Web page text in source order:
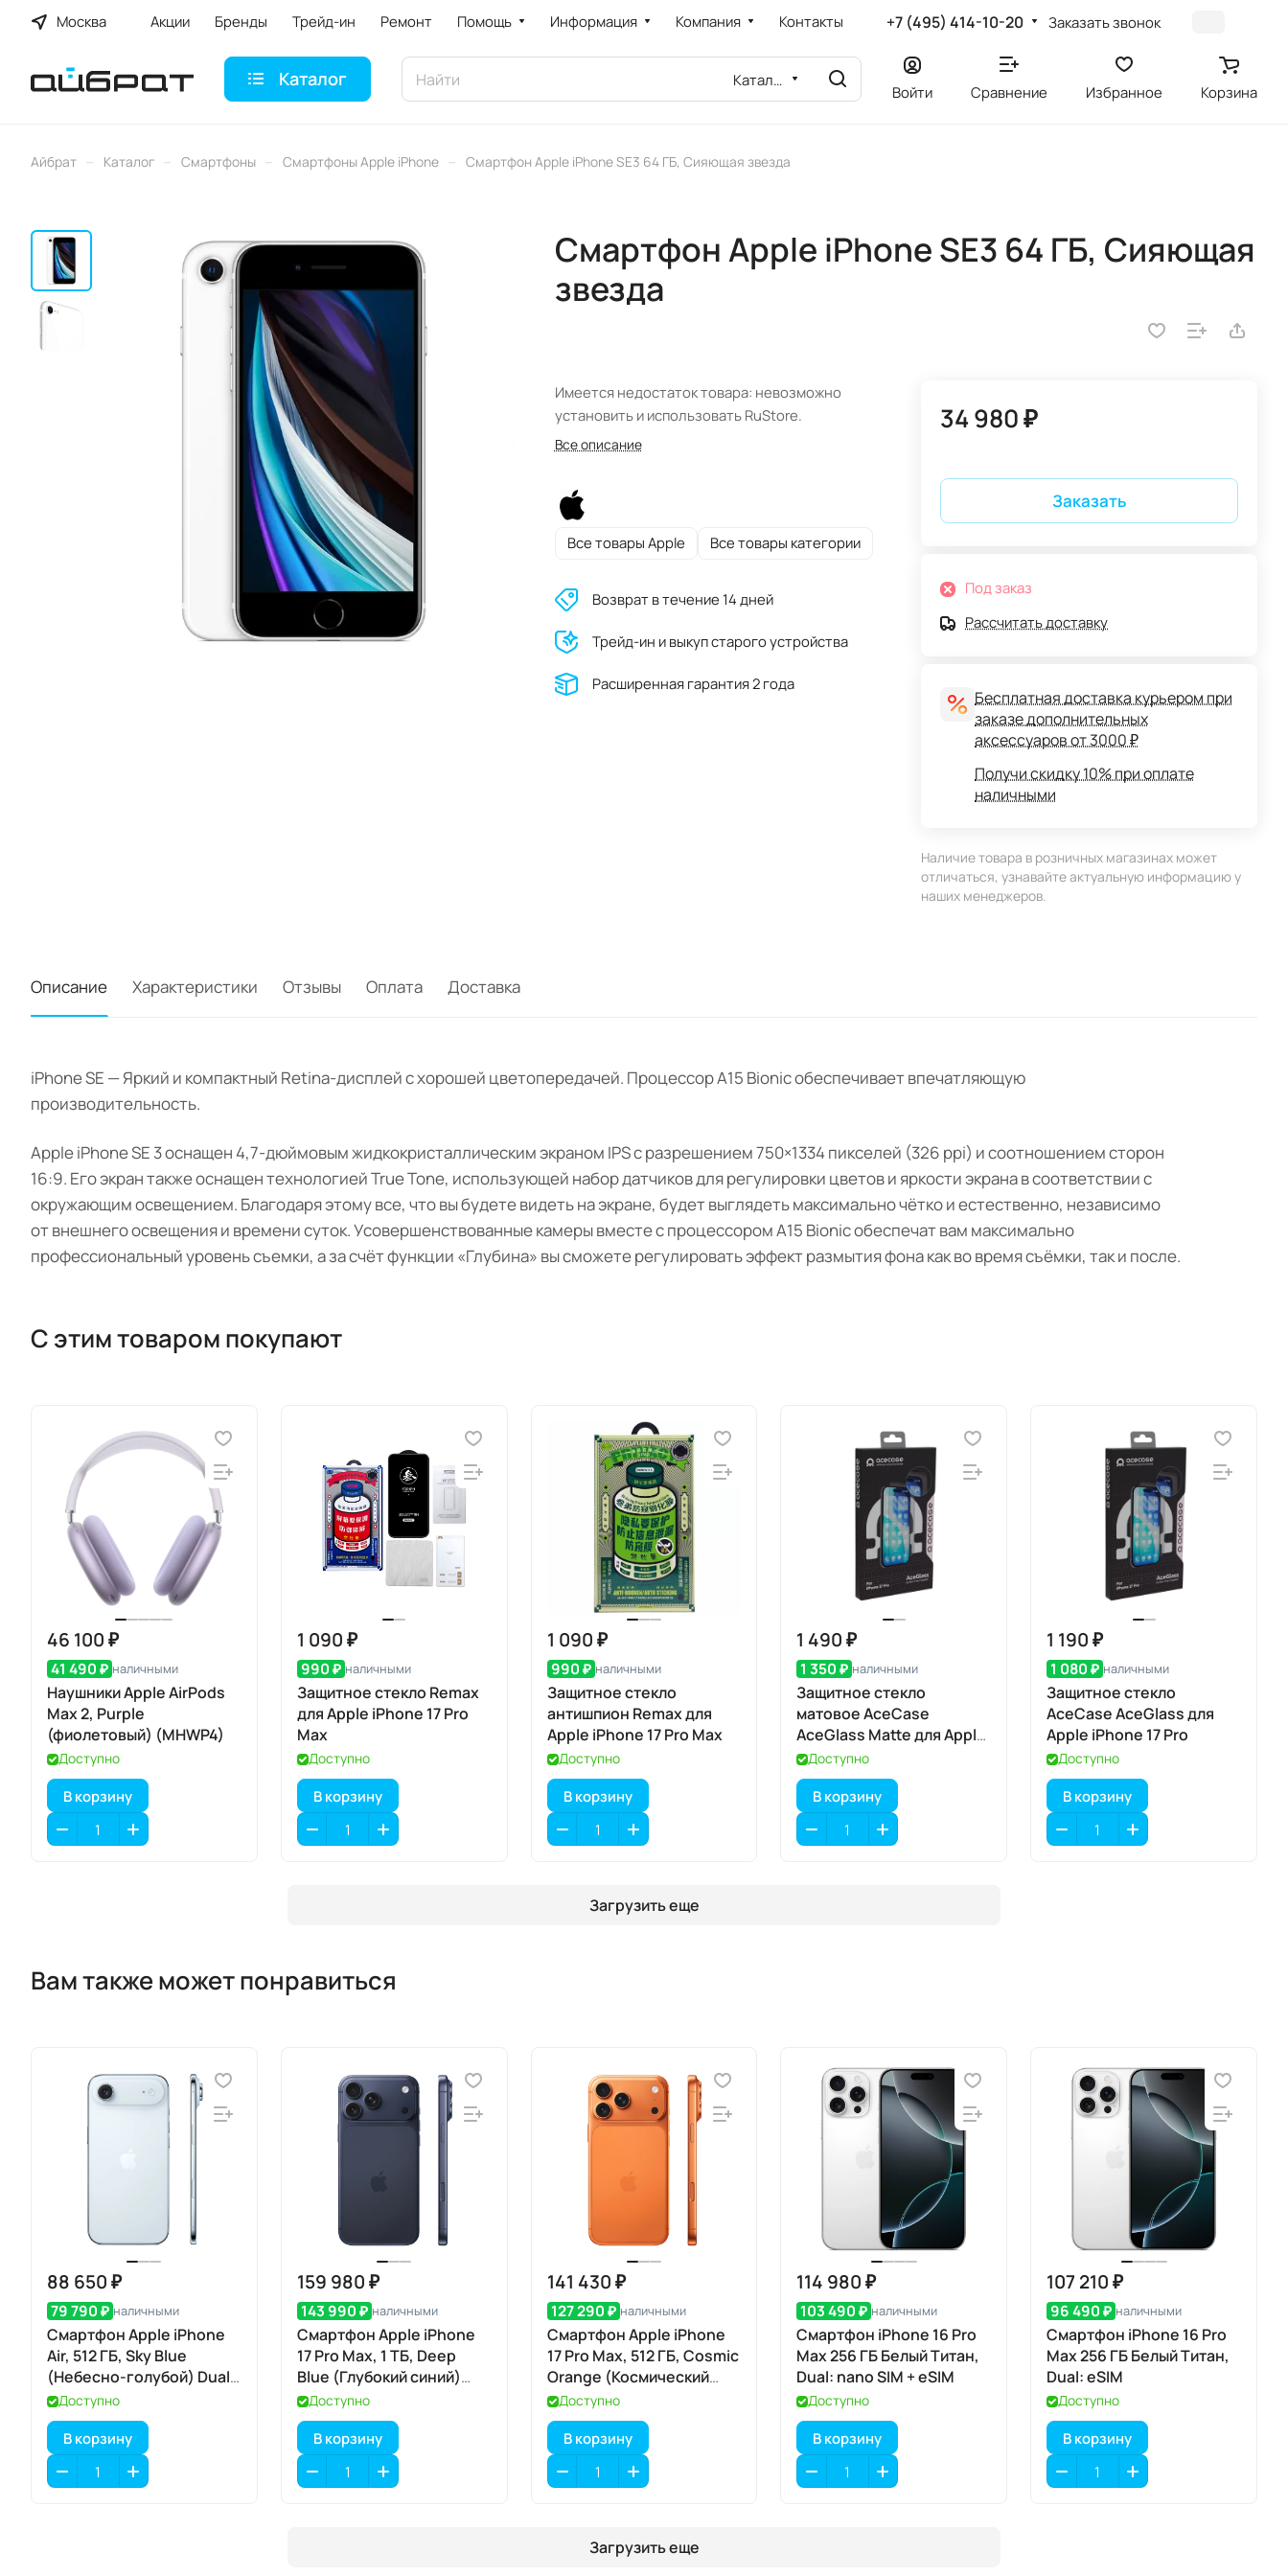
Москва Акции Бренды Трейд-ин Ремонт Помощь Информация Компания Контакты +7 (495) 414-10-20 Заказать звонок
Каталог Каталог
Войти Сравнение Избранное Корзина
Айбрат – Каталог – Смартфоны – Смартфоны Apple iPhone – Смартфон Apple iPhone SE3 64 ГБ, Сияющая звезда
Смартфон Apple iPhone SE3 64 ГБ, Сияющая
звезда
Имеется недостаток товара: невозможно
установить и использовать RuStore.
Все описание
Все товары Apple Все товары категории
Возврат в течение 14 дней
Трейд-ин и выкуп старого устройства
Расширенная гарантия 2 года
34 980 ₽
Заказать
Под заказ
Рассчитать доставку
Бесплатная доставка курьером при
заказе дополнительных
аксессуаров от 3000 ₽
Получи скидку 10% при оплате
наличными
Наличие товара в розничных магазинах может
отличаться, узнавайте актуальную информацию у
наших менеджеров.
Описание Характеристики Отзывы Оплата Доставка
iPhone SE — Яркий и компактный Retina-дисплей с хорошей цветопередачей. Процессор А15 Bionic обеспечивает впечатляющую
производительность.
Apple iPhone SE 3 оснащен 4,7-дюймовым жидкокристаллическим экраном IPS с разрешением 750×1334 пикселей (326 ppi) и соотношением сторон
16:9. Его экран также оснащен технологией True Tone, использующей набор датчиков для регулировки цветов и яркости экрана в соответствии с
окружающим освещением. Благодаря этому все, что вы будете видеть на экране, будет выглядеть максимально чётко и естественно, независимо
от внешнего освещения и времени суток. Усовершенствованные камеры вместе с процессором A15 Bionic обеспечат вам максимально
профессиональный уровень съемки, а за счёт функции «Глубина» вы сможете регулировать эффект размытия фона как во время съёмки, так и после.
С этим товаром покупают
46 100 ₽
41 490 ₽ наличными
Наушники Apple AirPods
Max 2, Purple
(фиолетовый) (MHWP4)
Доступно
В корзину
1 090 ₽
990 ₽ наличными
Защитное стекло Remax
для Apple iPhone 17 Pro
Max
Доступно
В корзину
1 090 ₽
990 ₽ наличными
Защитное стекло
антишпион Remax для
Apple iPhone 17 Pro Max
Доступно
В корзину
1 490 ₽
1 350 ₽ наличными
Защитное стекло
матовое AceCase
AceGlass Matte для Apple
iPhone 17 Pro
Доступно
В корзину
1 190 ₽
1 080 ₽ наличными
Защитное стекло
AceCase AceGlass для
Apple iPhone 17 Pro
Доступно
В корзину
Загрузить еще
Вам также может понравиться
88 650 ₽
79 790 ₽ наличными
Смартфон Apple iPhone
Air, 512 ГБ, Sky Blue
(Небесно-голубой) Dual
eSIM
Доступно
В корзину
159 980 ₽
143 990 ₽ наличными
Смартфон Apple iPhone
17 Pro Max, 1 ТБ, Deep
Blue (Глубокий синий)
SIM+eSIM
Доступно
В корзину
141 430 ₽
127 290 ₽ наличными
Смартфон Apple iPhone
17 Pro Max, 512 ГБ, Cosmic
Orange (Космический
оранжевый) SIM+eSIM
Доступно
В корзину
114 980 ₽
103 490 ₽ наличными
Смартфон iPhone 16 Pro
Max 256 ГБ Белый Титан,
Dual: nano SIM + eSIM
Доступно
В корзину
107 210 ₽
96 490 ₽ наличными
Смартфон iPhone 16 Pro
Max 256 ГБ Белый Титан,
Dual: eSIM
Доступно
В корзину
Загрузить еще